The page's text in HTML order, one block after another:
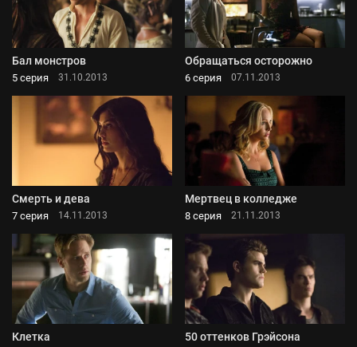
Бал монстров
5 серия 31.10.2013
Обращаться осторожно
6 серия 07.11.2013
Смерть и дева
7 серия 14.11.2013
Мертвец в колледже
8 серия 21.11.2013
Клетка 50 оттенков Грэйсона